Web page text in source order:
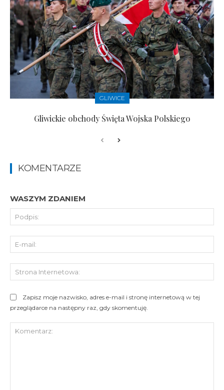
GLIWICE
Gliwickie obchody Święta Wojska Polskiego
KOMENTARZE
WASZYM ZDANIEM
Zapisz moje nazwisko, adres e-mail i stronę internetową w tej
przeglądarce na następny raz, gdy skomentuję.